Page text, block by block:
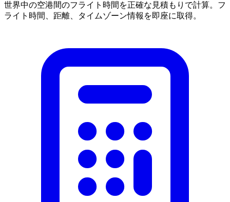
世界中の空港間のフライト時間を正確な見積もりで計算。フ
ライト時間、距離、タイムゾーン情報を即座に取得。